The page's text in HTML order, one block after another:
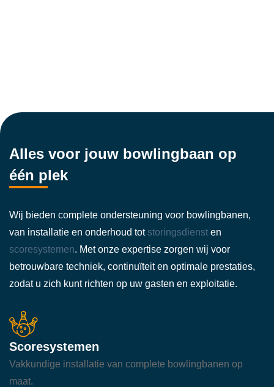
Alles voor jouw bowlingbaan op
één plek
Wij bieden complete ondersteuning voor bowlingbanen,
van installatie en onderhoud tot storingsdienst en
scoresystemen. Met onze expertise zorgen wij voor
betrouwbare techniek, continuïteit en optimale prestaties,
zodat u zich kunt richten op uw gasten en exploitatie.
Scoresystemen
Vakkundige installatie van complete bowlingbanen op
maat.